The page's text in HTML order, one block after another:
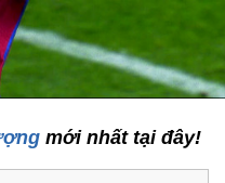
mới nhất tại đây!